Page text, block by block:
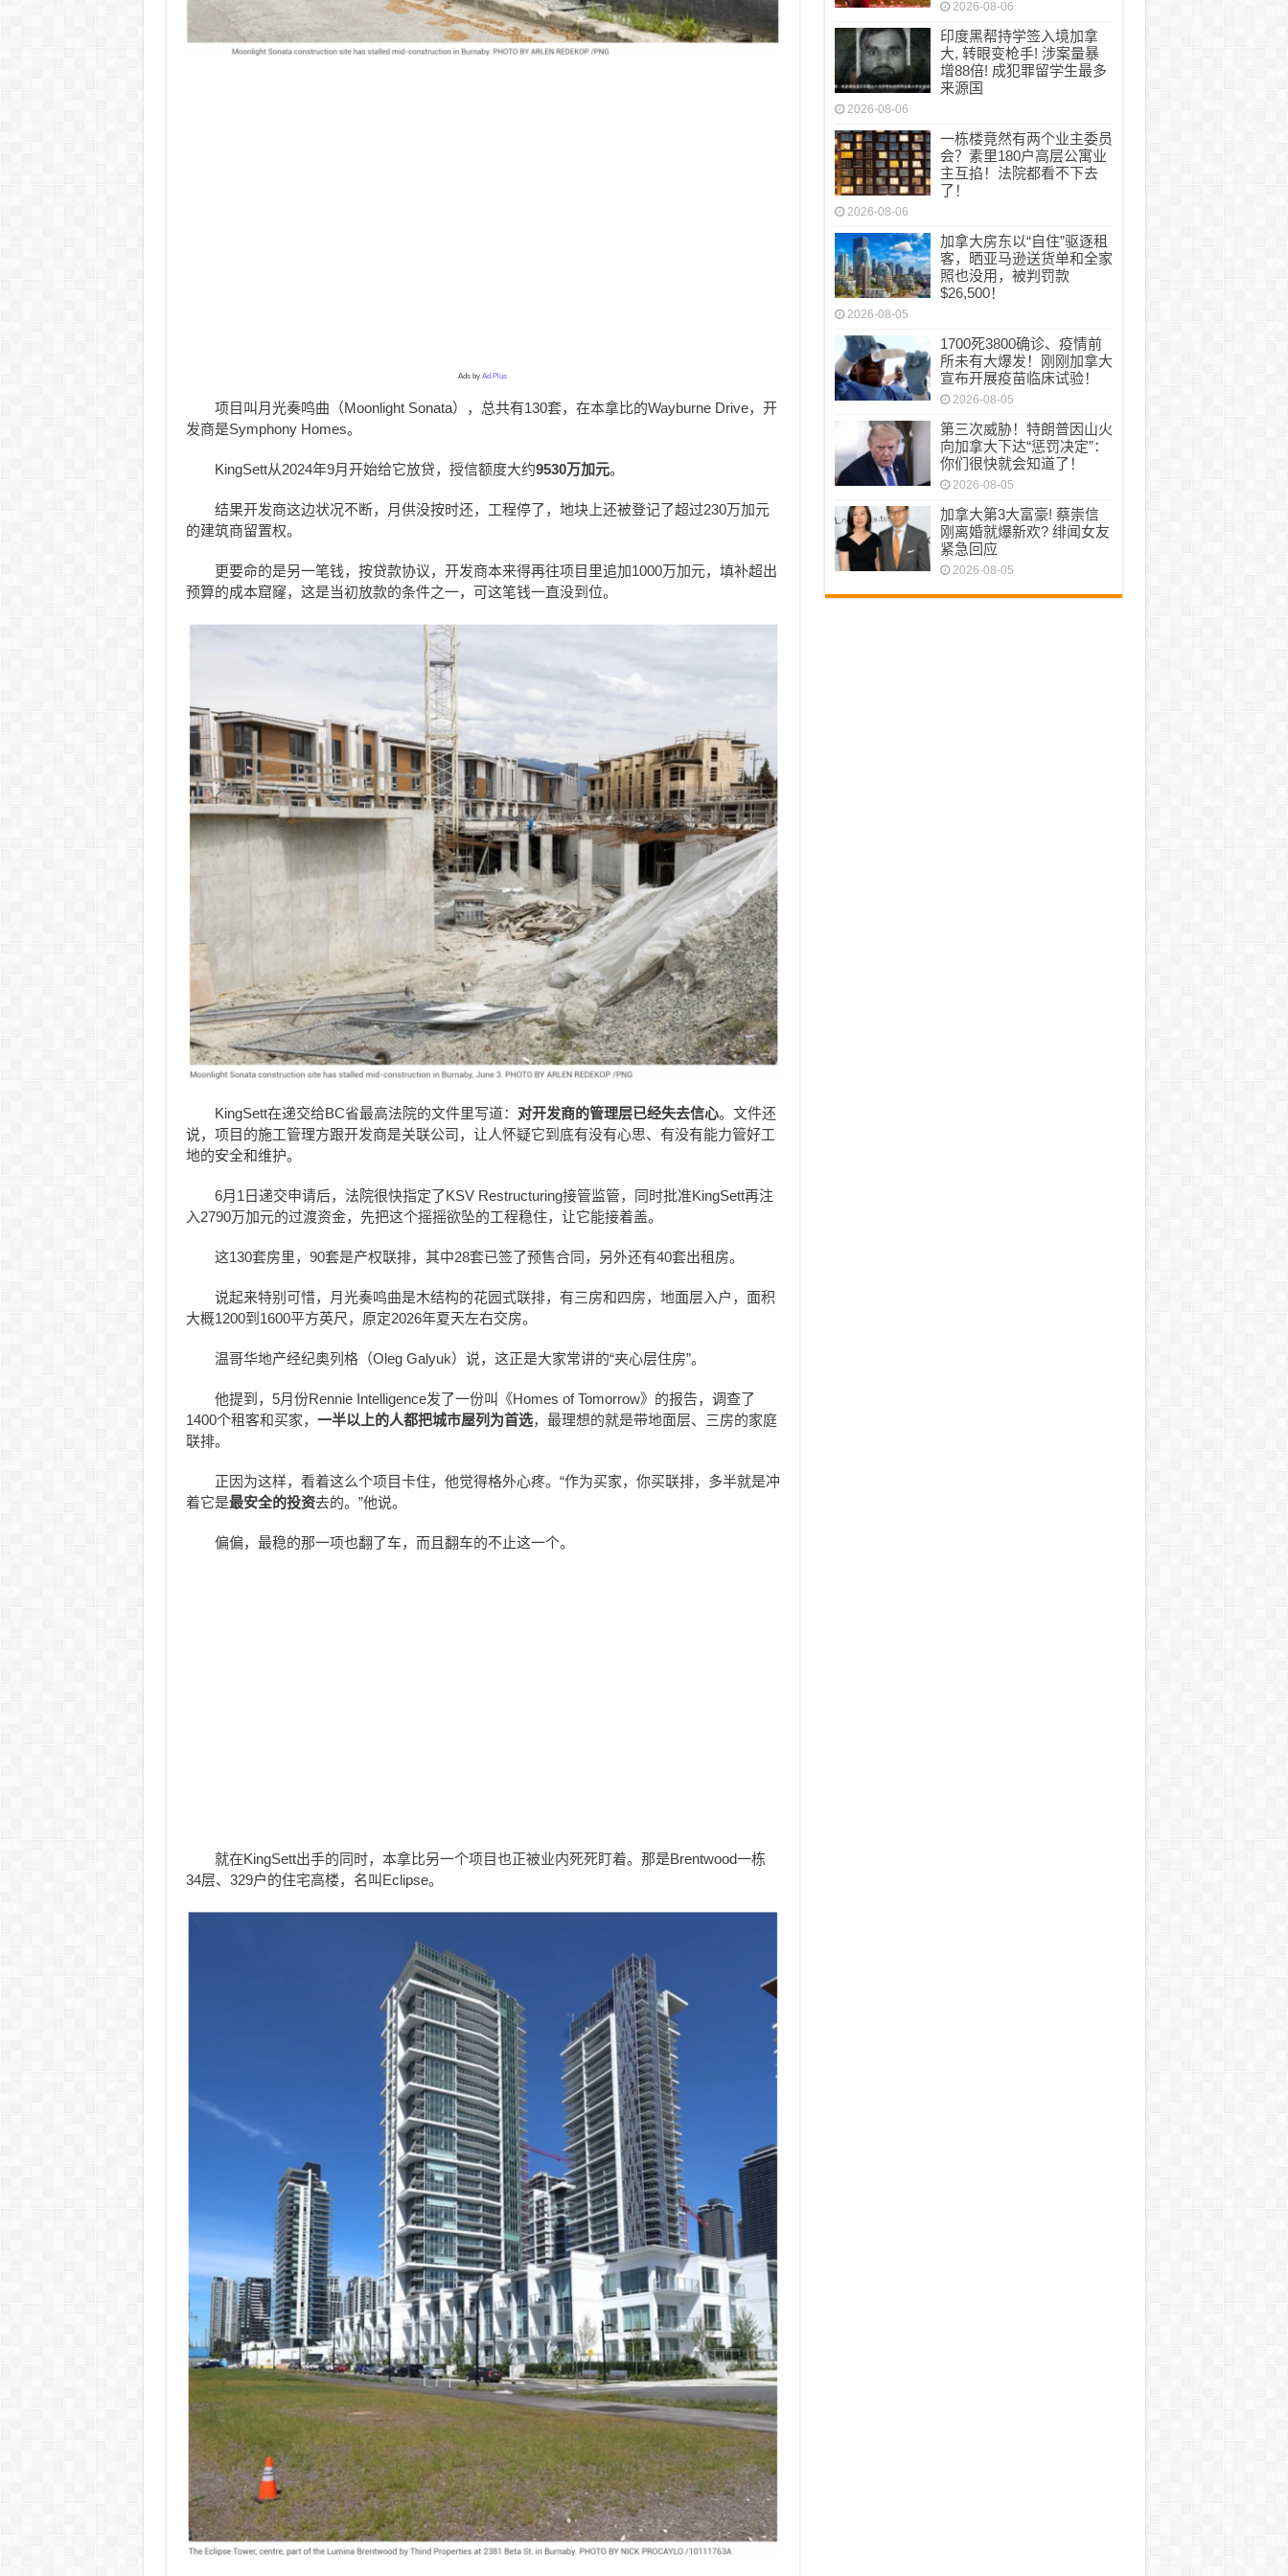
Ads by Ad.Plus
项目叫月光奏鸣曲（Moonlight Sonata），总共有130套，在本拿比的Wayburne Drive，开
发商是Symphony Homes。
KingSett从2024年9月开始给它放贷，授信额度大约9530万加元。
结果开发商这边状况不断，月供没按时还，工程停了，地块上还被登记了超过230万加元
的建筑商留置权。
更要命的是另一笔钱，按贷款协议，开发商本来得再往项目里追加1000万加元，填补超出
预算的成本窟窿，这是当初放款的条件之一，可这笔钱一直没到位。
KingSett在递交给BC省最高法院的文件里写道： 对开发商的管理层已经失去信心。文件还
说，项目的施工管理方跟开发商是关联公司，让人怀疑它到底有没有心思、有没有能力管好工
地的安全和维护。
6月1日递交申请后，法院很快指定了KSV Restructuring接管监管，同时批准KingSett再注
入2790万加元的过渡资金，先把这个摇摇欲坠的工程稳住，让它能接着盖。
这130套房里，90套是产权联排，其中28套已签了预售合同，另外还有40套出租房。
说起来特别可惜，月光奏鸣曲是木结构的花园式联排，有三房和四房，地面层入户，面积
大概1200到1600平方英尺，原定2026年夏天左右交房。
温哥华地产经纪奥列格（Oleg Galyuk）说，这正是大家常讲的“夹心层住房”。
他提到，5月份Rennie Intelligence发了一份叫《Homes of Tomorrow》的报告，调查了
1400个租客和买家， 一半以上的人都把城市屋列为首选，最理想的就是带地面层、三房的家庭
联排。
正因为这样，看着这么个项目卡住，他觉得格外心疼。“作为买家，你买联排，多半就是冲
着它是最安全的投资去的。”他说。
偏偏，最稳的那一项也翻了车，而且翻车的不止这一个。
就在KingSett出手的同时，本拿比另一个项目也正被业内死死盯着。那是Brentwood一栋
34层、329户的住宅高楼，名叫Eclipse。
2026-08-06
印度黑帮持学签入境加拿
大, 转眼变枪手! 涉案量暴
增88倍! 成犯罪留学生最多
来源国
2026-08-06
一栋楼竟然有两个业主委员
会？素里180户高层公寓业
主互掐！法院都看不下去
了！
2026-08-06
加拿大房东以“自住”驱逐租
客，晒亚马逊送货单和全家
照也没用，被判罚款
$26,500！
2026-08-05
1700死3800确诊、疫情前
所未有大爆发！刚刚加拿大
宣布开展疫苗临床试验！
2026-08-05
第三次威胁！特朗普因山火
向加拿大下达“惩罚决定”：
你们很快就会知道了！
2026-08-05
加拿大第3大富豪! 蔡崇信
刚离婚就爆新欢? 绯闻女友
紧急回应
2026-08-05